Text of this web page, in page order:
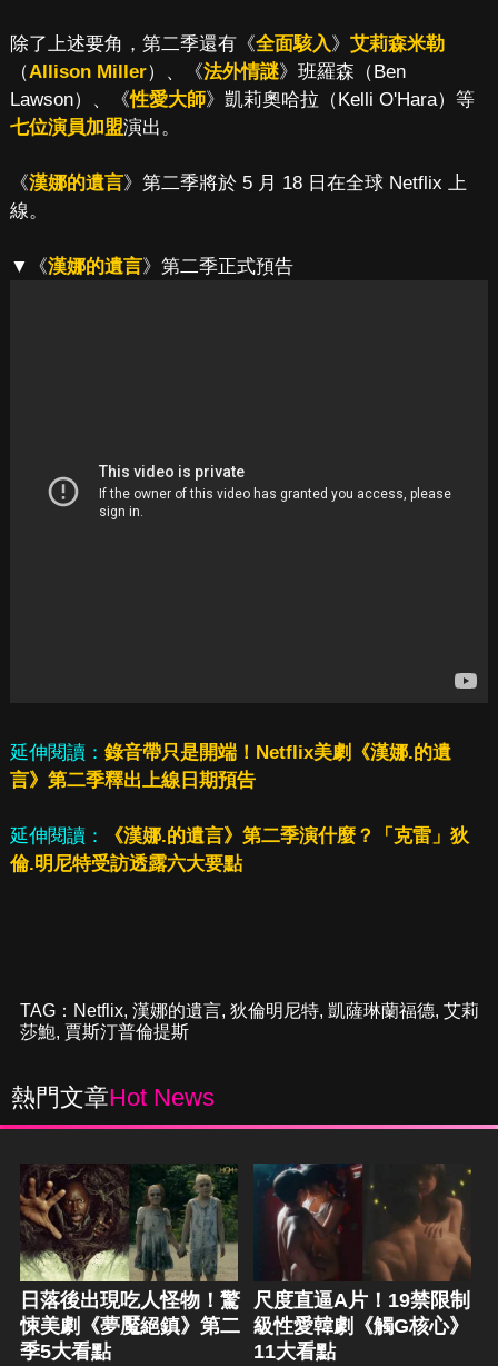
除了上述要角，第二季還有《全面駭入》 艾莉森米勒
（Allison Miller）、《法外情謎》班羅森（Ben
Lawson）、《性愛大師》凱莉奧哈拉（Kelli O'Hara）等
七位演員加盟演出。
《漢娜的遺言》第二季將於 5 月 18 日在全球 Netflix 上
線。
▼《漢娜的遺言》第二季正式預告
延伸閱讀： 錄音帶只是開端！Netflix美劇《漢娜.的遺
言》第二季釋出上線日期預告
延伸閱讀：
《漢娜.的遺言》第二季演什麼？「克雷」狄
倫.明尼特受訪透露六大要點
TAG： Netflix, 漢娜的遺言, 狄倫明尼特, 凱薩琳蘭福德, 艾莉
莎鮑, 賈斯汀普倫提斯
熱門文章Hot News
日落後出現吃人怪物！驚
悚美劇《夢魘絕鎮》第二
季5大看點
尺度直逼A片！19禁限制
級性愛韓劇《觸G核心》
11大看點